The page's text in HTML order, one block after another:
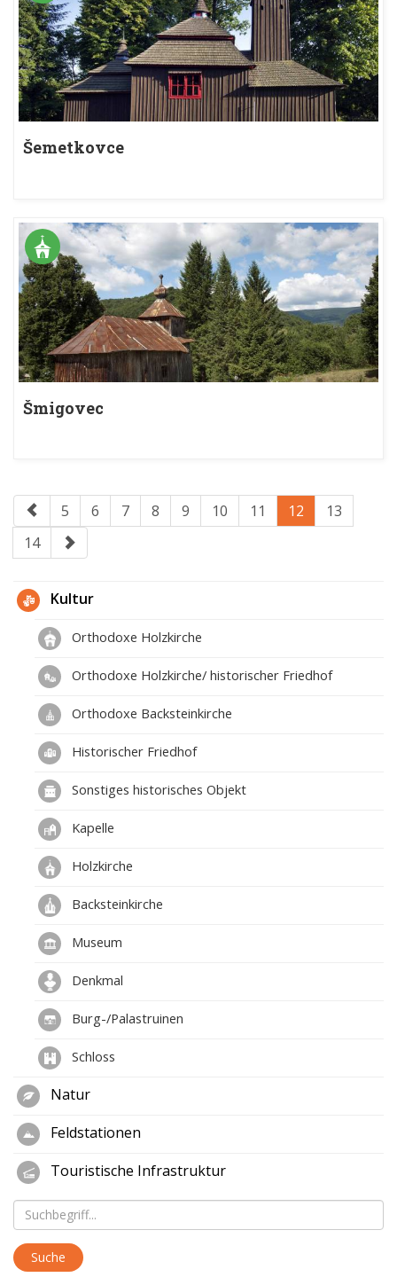
Šemetkovce
Šmigovec
5 6 7 8 9 10 11 12
13
14
Kultur
Orthodoxe Holzkirche
Orthodoxe Holzkirche/ historischer Friedhof
Orthodoxe Backsteinkirche
Historischer Friedhof
Sonstiges historisches Objekt
Kapelle
Holzkirche
Backsteinkirche
Museum
Denkmal
Burg-/Palastruinen
Schloss
Natur
Feldstationen
Touristische Infrastruktur